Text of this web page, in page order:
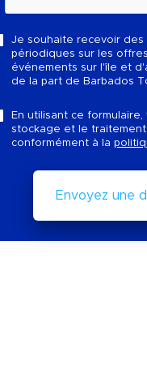
Je souhaite recevoir des
périodiques sur les
événements sur l'île et
de la part de Barbados
En utilisant ce
stockage et le
conformément à la